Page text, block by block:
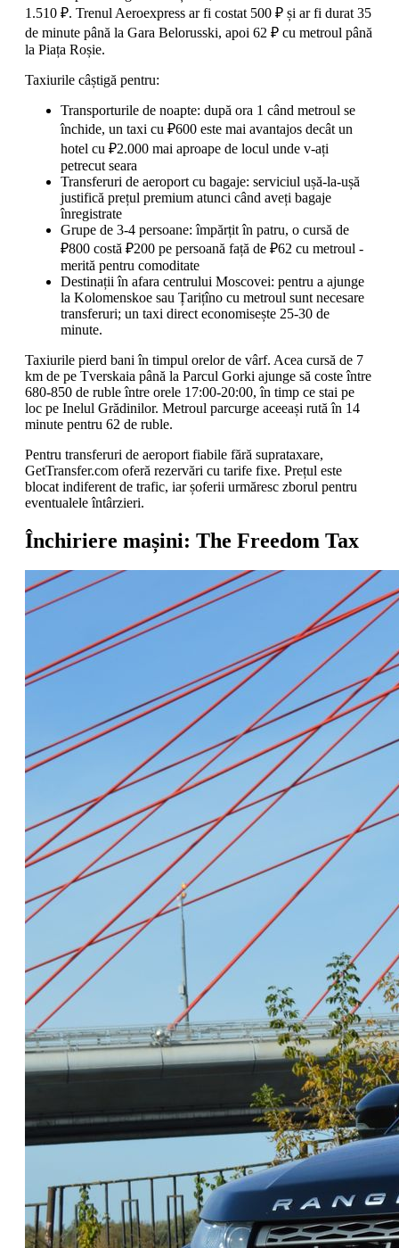
1.510 ₽. Trenul Aeroexpress ar fi costat 500 ₽ și ar fi durat 35
de minute până la Gara Belorusski, apoi 62 ₽ cu metroul până
la Piața Roșie.
Taxiurile câștigă pentru:
Transporturile de noapte: după ora 1 când metroul se
închide, un taxi cu ₽600 este mai avantajos decât un
hotel cu ₽2.000 mai aproape de locul unde v-ați
petrecut seara
Transferuri de aeroport cu bagaje: serviciul ușă-la-ușă
justifică prețul premium atunci când aveți bagaje
înregistrate
Grupe de 3-4 persoane: împărțit în patru, o cursă de
₽800 costă ₽200 pe persoană față de ₽62 cu metroul -
merită pentru comoditate
Destinații în afara centrului Moscovei: pentru a ajunge
la Kolomenskoe sau Țarițîno cu metroul sunt necesare
transferuri; un taxi direct economisește 25-30 de
minute.
Taxiurile pierd bani în timpul orelor de vârf. Acea cursă de 7
km de pe Tverskaia până la Parcul Gorki ajunge să coste între
680-850 de ruble între orele 17:00-20:00, în timp ce stai pe
loc pe Inelul Grădinilor. Metroul parcurge aceeași rută în 14
minute pentru 62 de ruble.
Pentru transferuri de aeroport fiabile fără suprataxare,
GetTransfer.com oferă rezervări cu tarife fixe. Prețul este
blocat indiferent de trafic, iar șoferii urmăresc zborul pentru
eventualele întârzieri.
Închiriere mașini: The Freedom Tax